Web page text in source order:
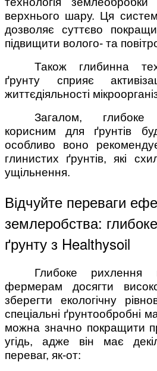
верхнього шару. Ця
дозволяє суттєво
підвищити волого- та
Також глибинна
ґрунту сприяє
життєдіяльності
Загалом,
корисним для ґрунтів
особливо воно
глинистих ґрунтів, які
ущільнення.
Відчуйте переваги
землеробства:
ґрунту з Healthysoil
Глибоке рихлення
фермерам досягти
зберегти екологічну
спеціальні ґрунтообробні
можна значно покращити
угідь, адже він має
переваг, як-от: